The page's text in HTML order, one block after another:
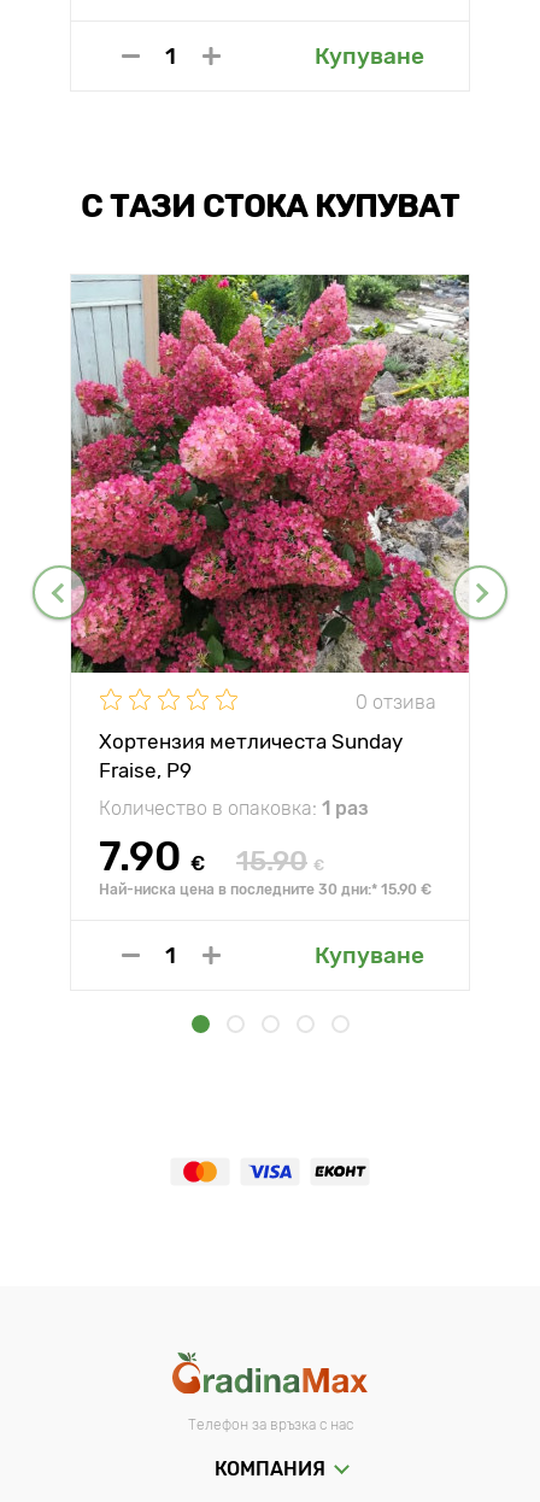
Купуване
С ТАЗИ СТОКА КУПУВАТ
0 отзива
Хортензия метличеста Sunday
Fraise, P9
Количество в опаковка: 1 раз
7.90 € 15.90 €
Най-ниска цена в последните 30 дни:* 15.90 €
Купуване
Телефон за връзка с нас
КОМПАНИЯ